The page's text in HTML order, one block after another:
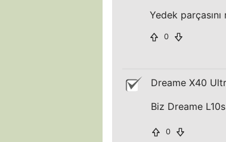
Yedek
0
Dreame X40
Biz Dreame
0